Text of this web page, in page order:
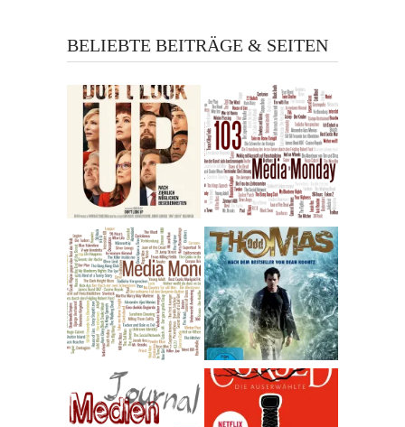
BELIEBTE BEITRÄGE & SEITEN